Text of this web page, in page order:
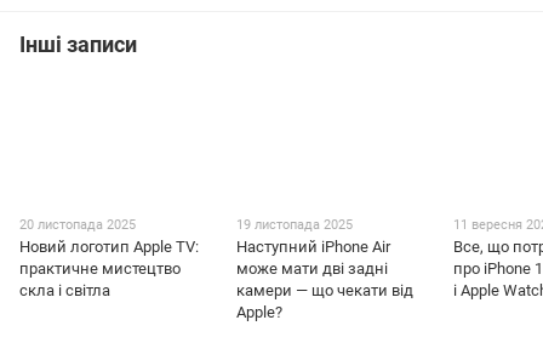
Інші записи
20 листопада 2025
Новий логотип Apple TV:
практичне мистецтво
скла і світла
19 листопада 2025
Наступний iPhone Air
може мати дві задні
камери — що чекати від
Apple?
11 вересня
Все, що
про iPhone
і Apple